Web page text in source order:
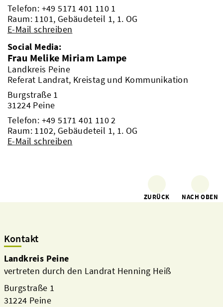
Telefon: +49 5171 401 110 1
Raum: 1101, Gebäudeteil 1, 1. OG
E-Mail schreiben
Social Media:
Frau Melike Miriam Lampe
Landkreis Peine
Referat Landrat, Kreistag und Kommunikation
Burgstraße 1
31224 Peine
Telefon: +49 5171 401 110 2
Raum: 1102, Gebäudeteil 1, 1. OG
E-Mail schreiben
ZURÜCK NACH OBEN
Kontakt
Landkreis Peine
vertreten durch den Landrat Henning Heiß
Burgstraße 1
31224 Peine